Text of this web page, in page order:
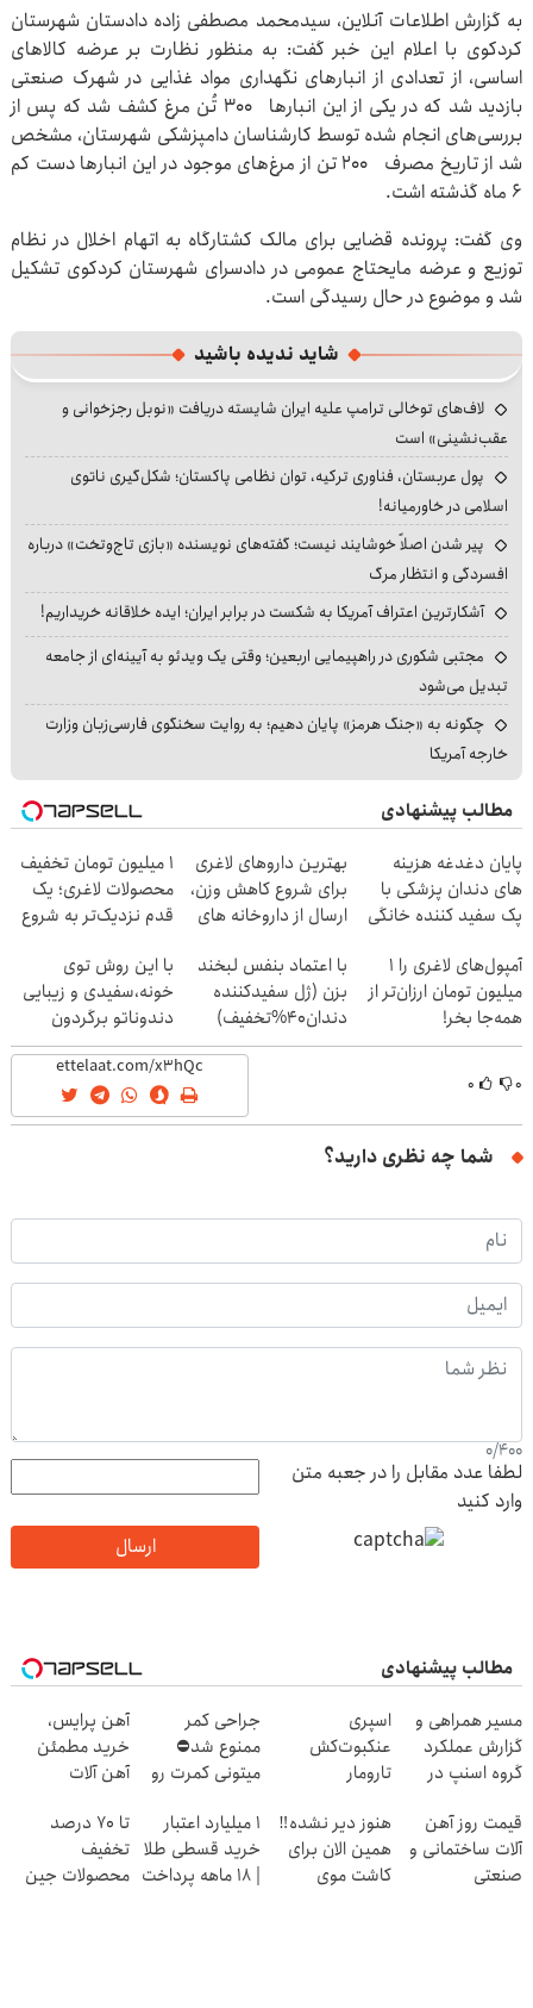
به گزارش اطلاعات آنلاین، سیدمحمد مصطفی زاده دادستان شهرستان
کردکوی با اعلام این خبر گفت: به منظور نظارت بر عرضه کالاهای
اساسی، از تعدادی از انبارهای نگهداری مواد غذایی در شهرک صنعتی
بازدید شد که در یکی از این انبارها ۳۰۰ تُن مرغ کشف شد که پس از
بررسی‌های انجام شده توسط کارشناسان دامپزشکی شهرستان، مشخص
شد از تاریخ مصرف ۲۰۰ تن از مرغ‌های موجود در این انبارها دست کم
۶ ماه گذشته اشت.
وی گفت: پرونده قضایی برای مالک کشتارگاه به اتهام اخلال در نظام
توزیع و عرضه مایحتاج عمومی در دادسرای شهرستان کردکوی تشکیل
شد و موضوع در حال رسیدگی است.
شاید ندیده باشید
لاف‌های توخالی ترامپ علیه ایران شایسته دریافت «نوبل رجزخوانی و
عقب‌نشینی» است
پول عربستان، فناوری ترکیه، توان نظامی پاکستان؛ شکل‌گیری ناتوی
اسلامی در خاورمیانه!
پیر شدن اصلاً خوشایند نیست؛ گفته‌های نویسنده «بازی تاج‌وتخت» درباره
افسردگی و انتظار مرگ
آشکارترین اعتراف آمریکا به شکست در برابر ایران؛ ایده خلاقانه خریداریم!
مجتبی شکوری در راهپیمایی اربعین؛ وقتی یک ویدئو به آیینه‌ای از جامعه
تبدیل می‌شود
چگونه به «جنگ هرمز» پایان دهیم؛ به روایت سخنگوی فارسی‌زبان وزارت
خارجه آمریکا
مطالب پیشنهادی
پایان دغدغه هزینه
های دندان پزشکی با
پک سفید کننده خانگی
بهترین داروهای لاغری
برای شروع کاهش وزن،
ارسال از داروخانه های
۱ میلیون تومان تخفیف
محصولات لاغری؛ یک
قدم نزدیک‌تر به شروع
آمپول‌های لاغری را ۱
میلیون تومان ارزان‌تر از
همه‌جا بخر!
با اعتماد بنفس لبخند
بزن (ژل سفیدکننده
دندان40%تخفیف)
با این روش توی
خونه،سفیدی و زیبایی
دندوناتو برگردون
(40%off)
۰ ۰
شما چه نظری دارید؟
0/400
لطفا عدد مقابل را در جعبه متن
وارد کنید
ارسال
مطالب پیشنهادی
مسیر همراهی و
گزارش عملکرد
گروه اسنپ در
اسپری
عنکبوت‌‌کش
تارومار
عنکبوت
جراحی کمر
ممنوع شد⛔
میتونی کمرت رو
کنی! 👈🏻
پرسش‌نامه
آهن پرایس،
خرید مطمئن
آهن آلات
قیمت روز آهن
آلات ساختمانی و
صنعتی
هنوز دیر نشده‼️
همین الان برای
کاشت موی
۱ میلیارد اعتبار
خرید قسطی طلا
| ۱۸ ماهه پرداخت
تا 70 درصد
تخفیف
محصولات جین